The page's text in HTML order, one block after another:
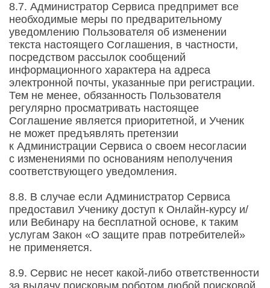
8.7. Администратор Сервиса предпримет все
необходимые меры по предварительному
уведомлению Пользователя об изменении
текста настоящего Соглашения, в частности,
посредством рассылок сообщений
информационного характера на адреса
электронной почты, указанные при регистрации.
Тем не менее, обязанность Пользователя
регулярно просматривать настоящее
Соглашение является приоритетной, и Ученик
не может предъявлять претензии
к Администрации Сервиса о своем несогласии
с изменениями по основаниям неполучения
соответствующего уведомления.
8.8. В случае если Администратор Сервиса
предоставил Ученику доступ к Онлайн-курсу и/
или Вебинару на бесплатной основе, к таким
услугам Закон «О защите прав потребителей»
не применяется.
8.9. Сервис не несет какой-либо ответственности
за выдачу поисковым роботом любой поисковой